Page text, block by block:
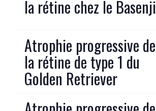
la rétine chez le Basenji
Atrophie progressive de
la rétine de type 1 du
Golden Retriever